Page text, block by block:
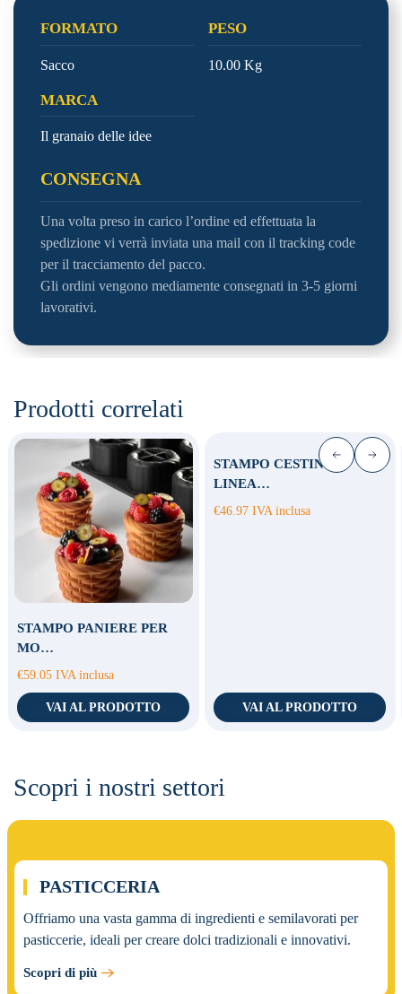
quantità
FORMATO
Sacco
PESO
10.00 Kg
MARCA
Il granaio delle idee
CONSEGNA
Una volta preso in carico l’ordine ed effettuata la
spedizione vi verrà inviata una mail con il tracking code
per il tracciamento del pacco.
Gli ordini vengono mediamente consegnati in 3-5 giorni
lavorativi.
Prodotti correlati
STAMPO PANIERE PER
MO…
€59.05 IVA inclusa
VAI AL PRODOTTO
STAMPO CESTINO
LINEA…
€46.97 IVA inclusa
VAI AL PRODOTTO
Scopri i nostri settori
01.
PASTICCERIA
Offriamo una vasta gamma di ingredienti e semilavorati per
pasticcerie, ideali per creare dolci tradizionali e innovativi.
Scopri di più